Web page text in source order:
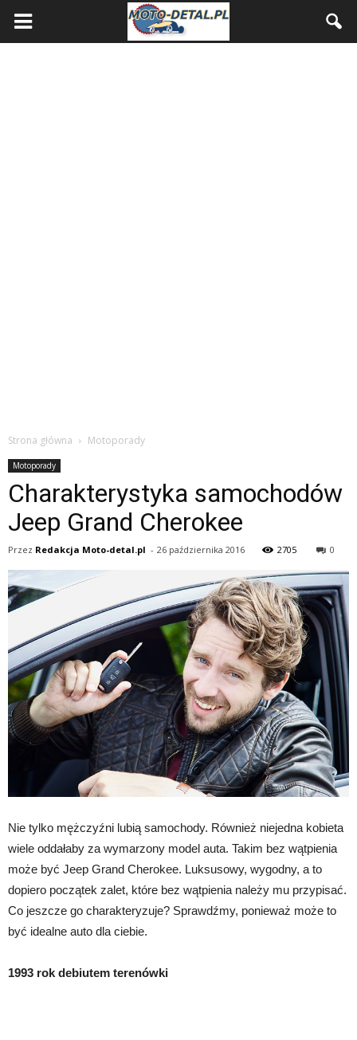
Strona główna Motoporady
Motoporady
Charakterystyka samochodów
Jeep Grand Cherokee
Przez Redakcja Moto-detal.pl - 26 października 2016 2705 0
Nie tylko mężczyźni lubią samochody. Również niejedna kobieta
wiele oddałaby za wymarzony model auta. Takim bez wątpienia
może być Jeep Grand Cherokee. Luksusowy, wygodny, a to
dopiero początek zalet, które bez wątpienia należy mu przypisać.
Co jeszcze go charakteryzuje? Sprawdźmy, ponieważ może to
być idealne auto dla ciebie.
1993 rok debiutem terenówki